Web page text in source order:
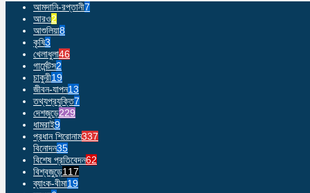
আমদানি-রপ্তানী7
আরও2
আশুলিয়া8
কৃষি3
খেলাধুলা46
গার্মেন্টস2
চাকুরী19
জীবন-যাপন13
তথ্যপ্রযুক্তি7
দেশজুড়ে229
ধামরাই9
প্রধান শিরোনাম337
বিনোদন35
বিশেষ প্রতিবেদন62
বিশ্বজুড়ে117
ব্যাংক-বীমা19